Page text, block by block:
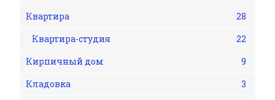
Квартира
28
Квартира-студия
22
Кирпичный дом
9
Кладовка
3